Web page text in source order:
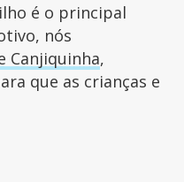
é o principal
nós
Canjiquinha,
que as crianças e